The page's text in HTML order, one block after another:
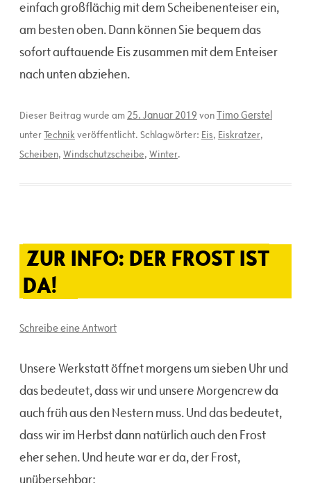
einfach großflächig mit dem Scheibenenteiser ein,
am besten oben. Dann können Sie bequem das
sofort auftauende Eis zusammen mit dem Enteiser
nach unten abziehen.
Dieser Beitrag wurde am25. Januar 2019 vonTimo Gerstel
unterTechnikveröffentlicht. Schlagwörter: Eis, Eiskratzer,
Scheiben, Windschutzscheibe, Winter.
ZUR INFO: DER FROST IST
DA!
Schreibe eine Antwort
Unsere Werkstatt öffnet morgens um sieben Uhr und
das bedeutet, dass wir und unsere Morgencrew da
auch früh aus den Nestern muss. Und das bedeutet,
dass wir im Herbst dann natürlich auch den Frost
eher sehen. Und heute war er da, der Frost,
unübersehbar: